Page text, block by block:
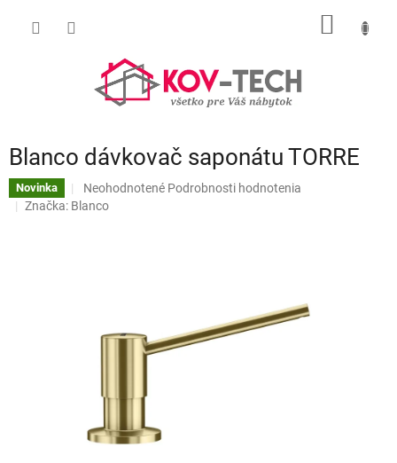
Blanco dávkovač saponátu TORRE
Novinka
Priemerné
hodnotenie
Neohodnotené Podrobnosti hodnotenia
Značka: Blanco